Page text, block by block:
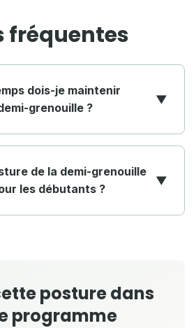
fréquentes
dois-je maintenir
grenouille ?
▼
de la demi-grenouille
les débutants ?
▼
posture dans
programme